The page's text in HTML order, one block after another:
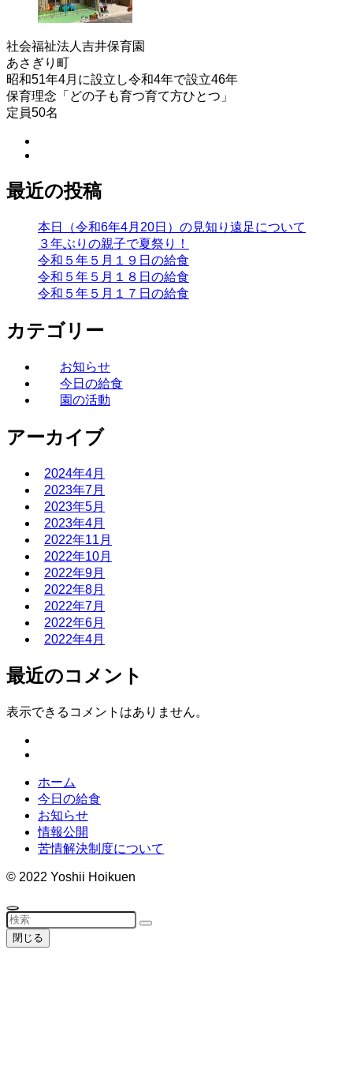
社会福祉法人吉井保育園
あさぎり町
昭和51年4月に設立し令和4年で設立46年
保育理念「どの子も育つ育て方ひとつ」
定員50名
最近の投稿
本日（令和6年4月20日）の見知り遠足について
３年ぶりの親子で夏祭り！
令和５年５月１９日の給食
令和５年５月１８日の給食
令和５年５月１７日の給食
カテゴリー
お知らせ
今日の給食
園の活動
アーカイブ
2024年4月
2023年7月
2023年5月
2023年4月
2022年11月
2022年10月
2022年9月
2022年8月
2022年7月
2022年6月
2022年4月
最近のコメント
表示できるコメントはありません。
ホーム
今日の給食
お知らせ
情報公開
苦情解決制度について
© 2022 Yoshii Hoikuen
閉じる